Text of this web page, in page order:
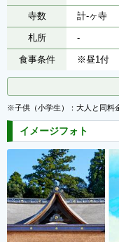
寺数 計-ヶ寺
札所 -
食事条件 ※昼1付
※子供（小学生）：大人と同料
イメージフォト